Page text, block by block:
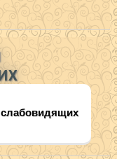
слабовидящих